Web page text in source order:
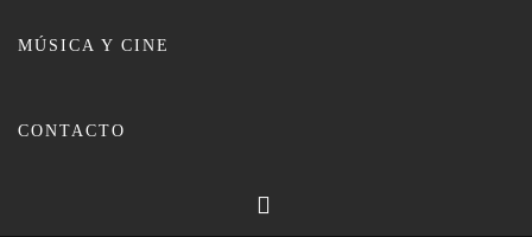
MÚSICA Y CINE
CONTACTO
Segunda victoria de la temporada
Publicado en31/10/2023